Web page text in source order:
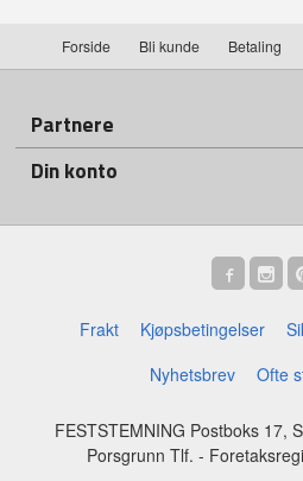
Forside Bli kunde Betaling
Partnere
Din konto
Frakt Kjøpsbetingelser
Nyhetsbrev
Ofte
FESTSTEMNING Postboks 17,
Porsgrunn Tlf. -